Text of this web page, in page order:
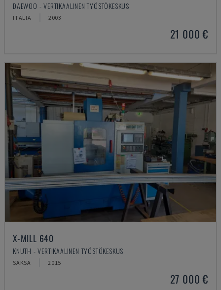
DAEWOO - VERTIKAALINEN TYÖSTÖKESKUS
ITALIA 2003
21 000 €
X-MILL 640
KNUTH - VERTIKAALINEN TYÖSTÖKESKUS
SAKSA 2015
27 000 €